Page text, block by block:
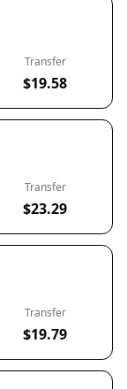
Transfer
$19.58
Transfer
$23.29
Transfer
$19.79